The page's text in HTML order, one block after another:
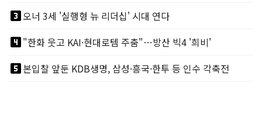
looks_3오너 3세 '실행형 뉴 리더십' 시대 연다
looks_4"한화 웃고 KAI·현대로템 주춤"…방산 빅4 '희비'
looks_5본입찰 앞둔 KDB생명, 삼성·흥국·한투 등 인수 각축전